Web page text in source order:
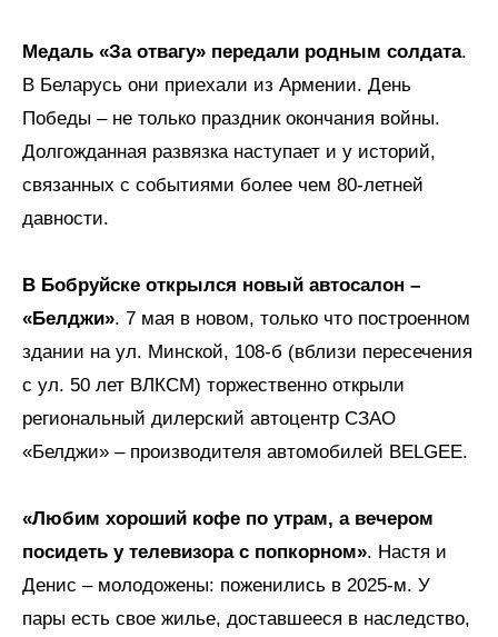
Медаль «За отвагу» передали родным солдата.
В Беларусь они приехали из Армении. День
Победы – не только праздник окончания войны.
Долгожданная развязка наступает и у историй,
связанных с событиями более чем 80-летней
давности.
В Бобруйске открылся новый автосалон –
«Белджи». 7 мая в новом, только что построенном
здании на ул. Минской, 108-б (вблизи пересечения
с ул. 50 лет ВЛКСМ) торжественно открыли
региональный дилерский автоцентр СЗАО
«Белджи» – производителя автомобилей BELGEE.
«Любим хороший кофе по утрам, а вечером
посидеть у телевизора с попкорном». Настя и
Денис – молодожены: поженились в 2025-м. У
пары есть свое жилье, доставшееся в наследство,